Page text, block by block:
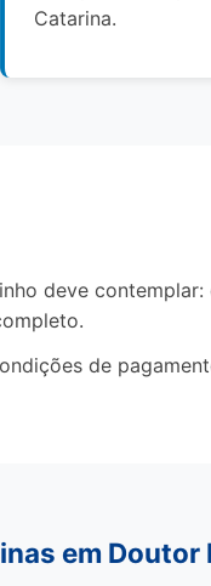
Catarina.
deve
de
em Doutor